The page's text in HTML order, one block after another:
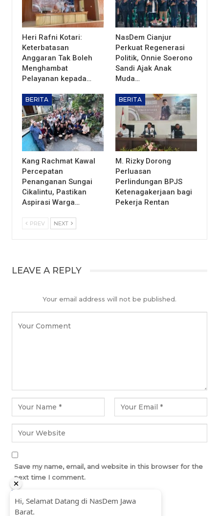
Heri Rafni Kotari:
Keterbatasan
Anggaran Tak Boleh
Menghambat
Pelayanan kepada…
NasDem Cianjur
Perkuat Regenerasi
Politik, Onnie Soerono
Sandi Ajak Anak
Muda…
BERITA
Kang Rachmat Kawal
Percepatan
Penanganan Sungai
Cikalintu, Pastikan
Aspirasi Warga…
BERITA
M. Rizky Dorong
Perluasan
Perlindungan BPJS
Ketenagakerjaan bagi
Pekerja Rentan
PREV NEXT
LEAVE A REPLY
Your email address will not be published.
Save my name, email, and website in this browser for the
next time I comment.